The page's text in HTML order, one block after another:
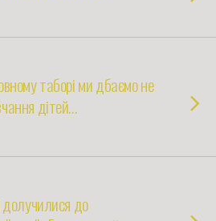
таборі ми дбаємо не
дітей…
долучилися до